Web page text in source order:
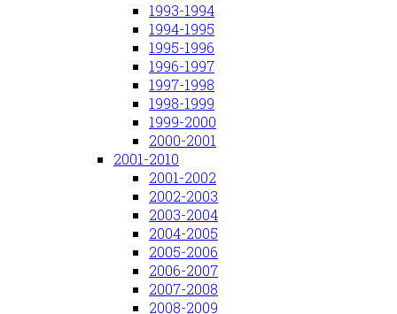
1993-1994
1994-1995
1995-1996
1996-1997
1997-1998
1998-1999
1999-2000
2000-2001
2001-2010
2001-2002
2002-2003
2003-2004
2004-2005
2005-2006
2006-2007
2007-2008
2008-2009